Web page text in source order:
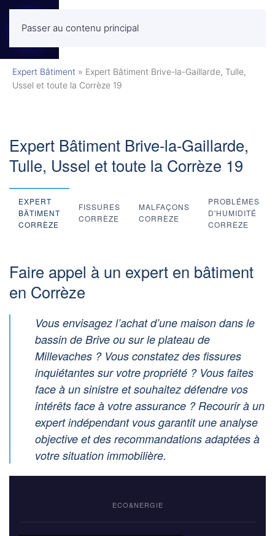
Passer au contenu principalMENU
Expert Bâtiment » Expert Bâtiment Brive-la-Gaillarde, Tulle,
Ussel et toute la Corrèze 19
Expert Bâtiment Brive-la-Gaillarde,
Tulle, Ussel et toute la Corrèze 19
EXPERT
BÂTIMENT
CORRÈZE
FISSURES
CORRÈZE
MALFAÇONS
CORRÈZE
PROBLÉMES
D'HUMIDITÉ
CORRÈZE
Faire appel à un expert en bâtiment
en Corrèze
Vous envisagez l’achat d’une maison dans le
bassin de Brive ou sur le plateau de
Millevaches ? Vous constatez des fissures
inquiétantes sur votre propriété ? Vous faites
face à un sinistre et souhaitez défendre vos
intérêts face à votre assurance ? Recourir à un
expert indépendant vous garantit une analyse
objective et des recommandations adaptées à
votre situation immobilière.
ECO&NERGIE